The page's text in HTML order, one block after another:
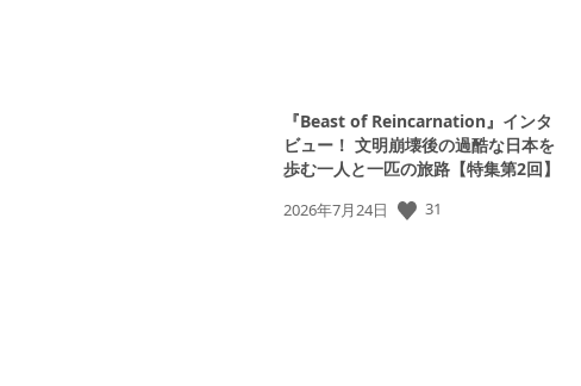
View
and
download
image
『Beast of Reincarnation』インタ
ビュー！ 文明崩壊後の過酷な日本を
歩む一人と一匹の旅路【特集第2回】
公
2026年7月24日 31